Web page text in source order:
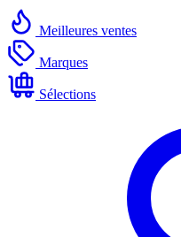
Meilleures ventes
Marques
Sélections